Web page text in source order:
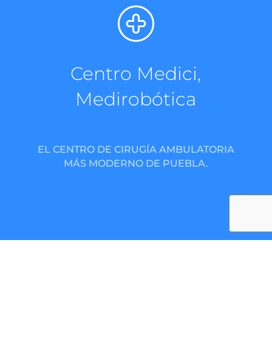
Centro Medici,
Medirobótica
EL CENTRO DE CIRUGÍA AMBULATORIA
MÁS MODERNO DE PUEBLA.